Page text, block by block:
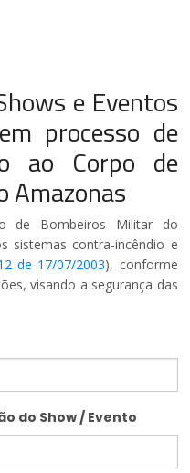
e Eventos
processo de
ao Corpo de
Amazonas
de Bombeiros Militar do
sistemas contra-incêndio e
de 17/07/2003), conforme
visando a segurança das
do Show / Evento